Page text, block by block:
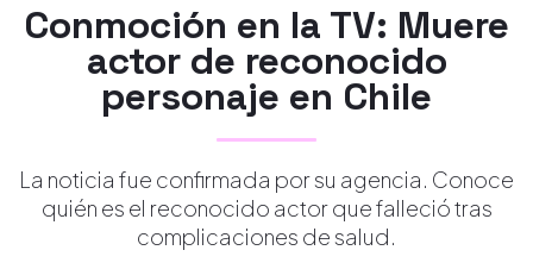
Conmoción en la TV: Muere
actor de reconocido
personaje en Chile
La noticia fue confirmada por su agencia. Conoce
quién es el reconocido actor que falleció tras
complicaciones de salud.